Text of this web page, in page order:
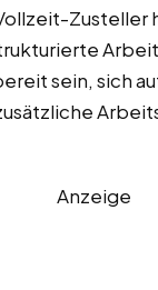
Zusteller
sein, sich
Anzeige